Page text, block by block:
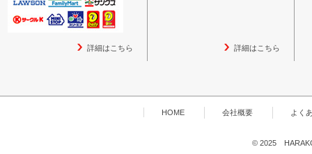
詳細はこちら 詳細はこちら
HOME 会社概要 よく
© 2025